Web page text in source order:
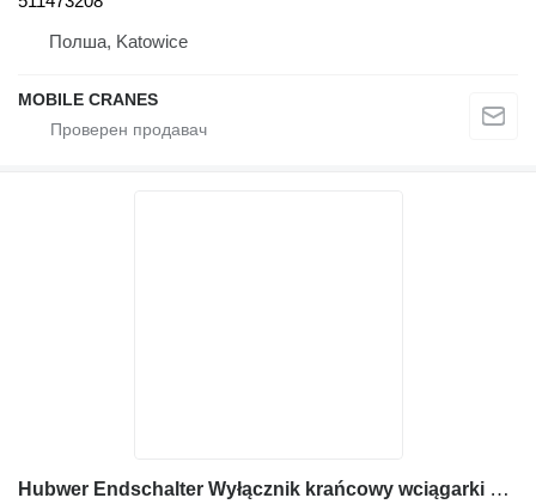
Полша, Katowice
MOBILE CRANES
Hubwer Endschalter Wyłącznik krańcowy wciągarki Liebherr за автокран Liebherr LTM 1025, LTM 1030/1 ;LTM 1040/1 ; LTM 1050/1;